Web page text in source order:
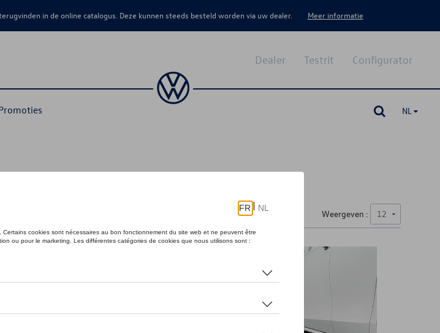
in de online catalogus. Deze kunnen steeds besteld worden via uw dealer. Meer informatie
Configurator
Testrit
Dealer
NL
Weergeven :